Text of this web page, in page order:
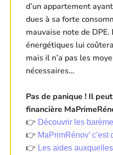
d’un appartement
dues à sa forte
mauvaise note de
énergétiques lui
mais il n’a pas les
nécessaires…
Pas de panique ! Il
financière
👉 Découvrir les
👉 MaPrimRénov’ c’est
👉 Les aides